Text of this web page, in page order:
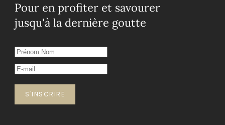
Pour en profiter et savourer
jusqu'à la dernière goutte
S'INSCRIRE